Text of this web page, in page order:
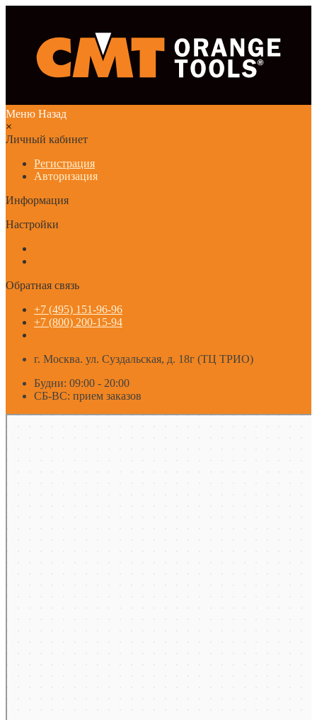
Меню Назад
×
Личный кабинет
Регистрация
Авторизация
Информация
Настройки
Обратная связь
+7 (495) 151-96-96
+7 (800) 200-15-94
г. Москва. ул. Суздальская, д. 18г (ТЦ ТРИО)
Будни: 09:00 - 20:00
СБ-ВС: прием заказов